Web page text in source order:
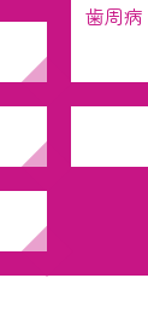
歯周